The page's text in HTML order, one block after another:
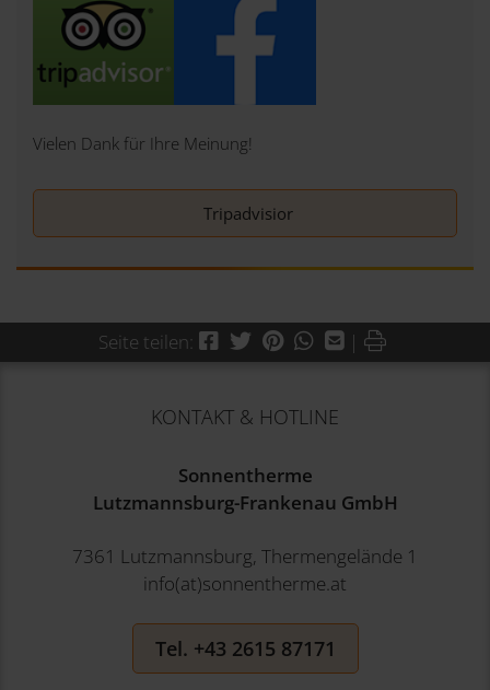
Vielen Dank für Ihre Meinung!
Tripadvisior
Seite teilen: Facebook
Twitter
PinterestWhatsApp
Mail
| Drucken
KONTAKT & HOTLINE
Sonnentherme
Lutzmannsburg-Frankenau GmbH
7361 Lutzmannsburg, Thermengelände 1
info(at)sonnentherme.at
Tel. +43 2615 87171